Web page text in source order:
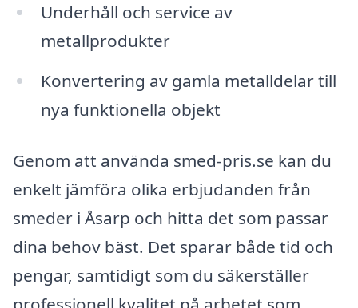
Underhåll och service av
metallprodukter
Konvertering av gamla metalldelar till
nya funktionella objekt
Genom att använda smed-pris.se kan du
enkelt jämföra olika erbjudanden från
smeder i Åsarp och hitta det som passar
dina behov bäst. Det sparar både tid och
pengar, samtidigt som du säkerställer